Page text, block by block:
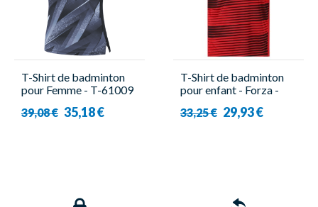
T-Shirt de badminton
pour Femme - T-61009
39,08 € 35,18 €
T-Shirt de badminton
pour enfant - Forza -
33,25 € 29,93 €